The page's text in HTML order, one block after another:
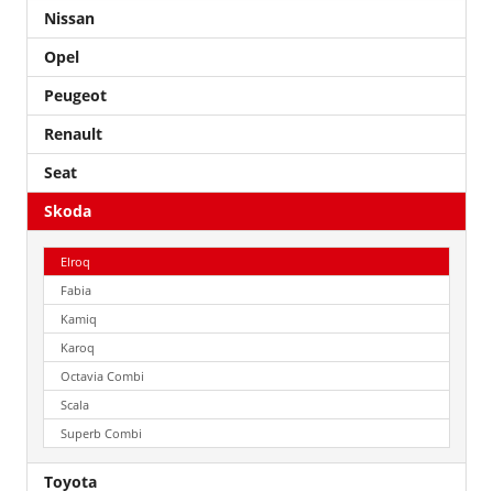
Nissan
Opel
Peugeot
Renault
Seat
Skoda
Elroq
Fabia
Kamiq
Karoq
Octavia Combi
Scala
Superb Combi
Toyota